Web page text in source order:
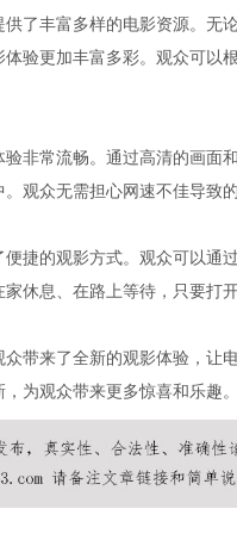
了丰富多样的电影资源。无
验更加丰富多彩。观众可以
非常流畅。通过高清的画面
观众无需担心网速不佳导致
捷的观影方式。观众可以通
休息、在路上等待，只要打
带来了全新的观影体验，让
，为观众带来更多惊喜和乐趣